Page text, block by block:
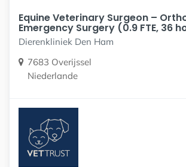
Equine Veterinary Surgeon –
Emergency Surgery (0.9 FTE, 36
Dierenkliniek Den Ham
7683 Overijssel
Niederlande